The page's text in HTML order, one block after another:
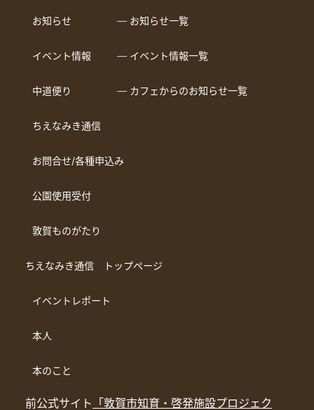
お知らせ ― お知らせ一覧
イベント情報 ― イベント情報一覧
中道便り ― カフェからのお知らせ一覧
ちえなみき通信
お問合せ/各種申込み
公園使用受付
敦賀ものがたり
ちえなみき通信 トップページ
イベントレポート
本人
本のこと
前公式サイト 「敦賀市知育・啓発施設プロジェク